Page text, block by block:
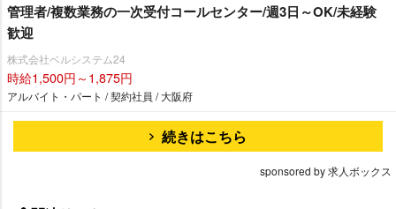
管理者/複数業務の一次受付コールセンター/週3日～OK/未経験
歓迎
株式会社ベルシステム24
時給1,500円～1,875円
アルバイト・パート / 契約社員 / 大阪府
続きはこちら
sponsored by 求人ボックス